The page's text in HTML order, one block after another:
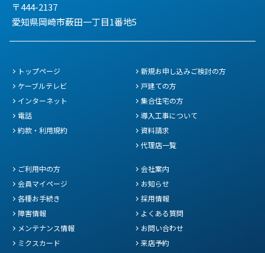
〒444-2137
愛知県岡崎市薮田一丁目1番地5
トップページ
ケーブルテレビ
インターネット
電話
約款・利用規約
新規お申し込みご検討の方
戸建ての方
集合住宅の方
導入工事について
資料請求
代理店一覧
ご利用中の方
会員マイページ
各種お手続き
障害情報
メンテナンス情報
ミクスカード
会社案内
お知らせ
採用情報
よくある質問
お問い合わせ
来店予約